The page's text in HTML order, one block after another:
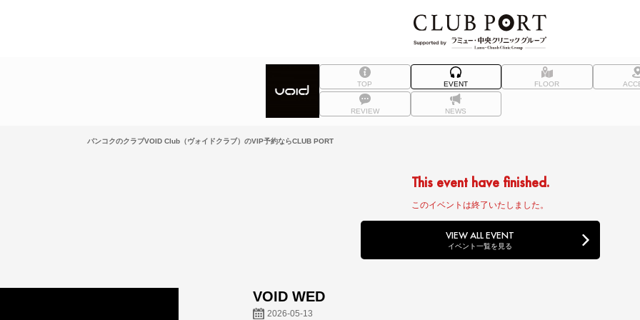
TOP EVENT FLOOR
REVIEW NEWS
バンコクのクラブVOID Club（ヴォイドクラブ）のVIP予約ならCLUB PORT
This event have finished.
このイベントは終了いたしました。
VIEW ALL EVENT
イベント一覧を見る
VOID WED
2026-05-13